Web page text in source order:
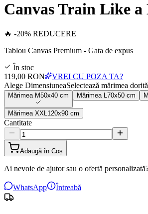
Canvas Train Like a
🔥 -20% REDUCERE
Tablou Canvas Premium - Gata de expus
În stoc
119,00 RON
VREI CU POZA TA?
Alege DimensiuneaSelectează mărimea dorită
Mărimea M50x40 cm Mărimea 70x50 cm
Mărimea XXL 120x90 cm
Cantitate
Adaugă în Coș
Ai nevoie de ajutor sau o ofertă
WhatsApp Întreabă